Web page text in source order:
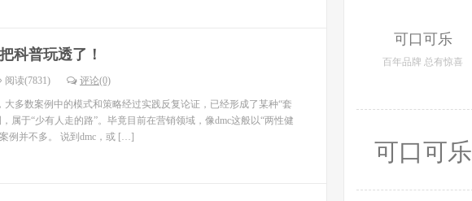
科普玩透了！
阅读(7831) 评论(0)
多数案例中的模式和策略经过实践反复论证，已经形成了某种“套
属于“少有人走的路”。毕竟目前在营销领域，像dmc这般以“两性健
例并不多。 说到dmc，或 […]
可口可乐
百年品牌 总有惊喜
可口可乐